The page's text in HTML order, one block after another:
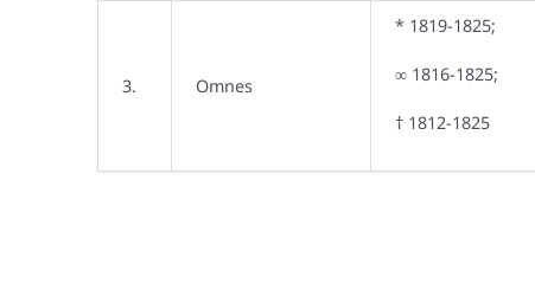
3. Omnes
* 1819-1825;
∞ 1816-1825;
† 1812-1825